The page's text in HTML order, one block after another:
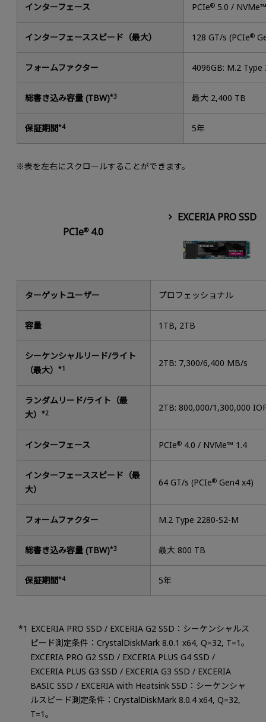
インターフェース PCIe® 5.0 /
インターフェーススピード（最大） 128 GT/s (PCIe®
フォームファクター 4096GB: M.2 Type
総書き込み容量 (TBW)*3 最大 2,400 TB
保証期間*4 5年
※表を左右にスクロールすることができます。
PCIe®4.0
EXCERIA PRO SSD
ターゲットユーザー プロフェッショナル
容量 1TB, 2TB
シーケンシャルリード/ライト
（最大）*1 2TB: 7,300/6,400 MB/s
ランダムリード/ライト（最
大）*2 2TB: 800,000/1,300,000
インターフェース PCIe® 4.0 / NVMe™ 1.4
インターフェーススピード（最
大）
64 GT/s (PCIe® Gen4 x4)
フォームファクター M.2 Type 2280-S2-M
総書き込み容量 (TBW)*3 最大 800 TB
保証期間*4 5年
EXCERIA PRO SSD / EXCERIA G2 SSD：シーケンシャルス
ピード測定条件：CrystalDiskMark 8.0.1 x64, Q=32, T=1。
EXCERIA PRO G2 SSD / EXCERIA PLUS G4 SSD /
EXCERIA PLUS G3 SSD / EXCERIA G3 SSD / EXCERIA
BASIC SSD / EXCERIA with Heatsink SSD：シーケンシャ
ルスピード測定条件：CrystalDiskMark 8.0.4 x64, Q=32,
T=1。